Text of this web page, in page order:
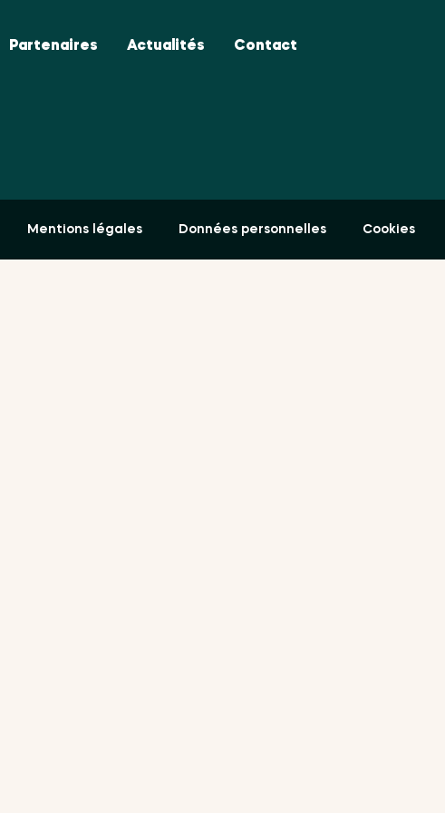
Partenaires Actualités Contact
Mentions légales Données personnelles Cookies